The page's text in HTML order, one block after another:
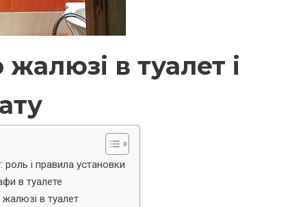
в туалет і
роль і правила установки
в туалете
жалюзі в туалет